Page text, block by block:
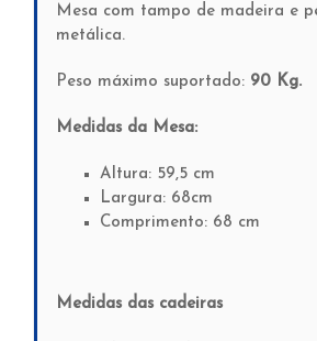
Mesa com tampo de madeira e
metálica.
Peso máximo suportado: 90 Kg.
Medidas da Mesa:
Altura: 59,5 cm
Largura: 68cm
Comprimento: 68 cm
Medidas das cadeiras